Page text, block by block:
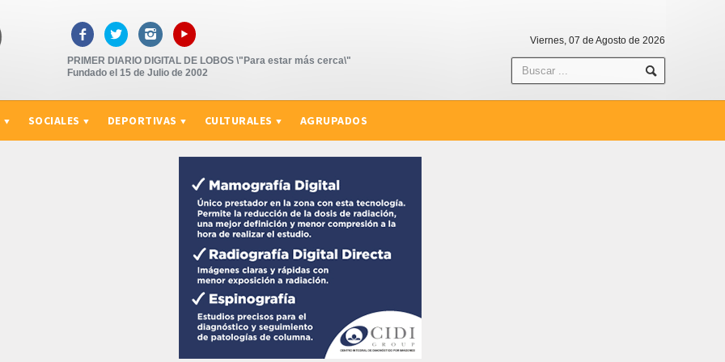
   ▸
PRIMER DIARIO DIGITAL DE LOBOS \"Para estar más cerca\"
Fundado el 15 de Julio de 2002
Viernes, 07 de Agosto de 2026
SOCIALES DEPORTIVAS CULTURALES AGRUPADOS